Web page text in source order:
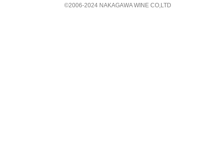
©︎2006-2024 NAKAGAWA WINE CO,LTD